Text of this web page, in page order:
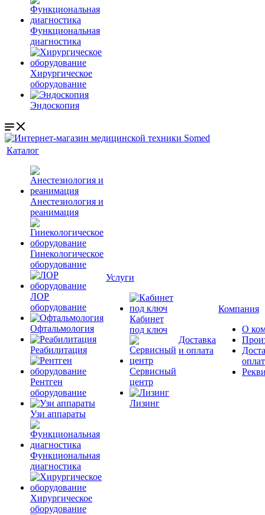
Функциональная
диагностика
Хирургическое
оборудование
Эндоскопия
Каталог
Анестезиология и
реанимация
Гинекологическое
оборудование
ЛОР
оборудование
Офтальмология
Реабилитация
Рентген
оборудование
Узи аппараты
Функциональная
диагностика
Хирургическое
оборудование
Услуги
Кабинет
под ключ
Сервисный
центр
Лизинг
Доставка
и оплата
Компания
О